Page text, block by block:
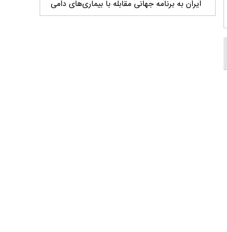
ایران به برنامه جهانی مقابله با بیماری‌های دامی
فرامرزی پیوست